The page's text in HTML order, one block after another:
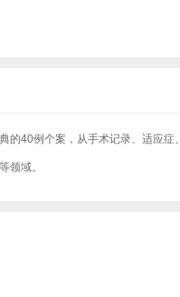
40例个案，从手术记录、适应症、
等领域。